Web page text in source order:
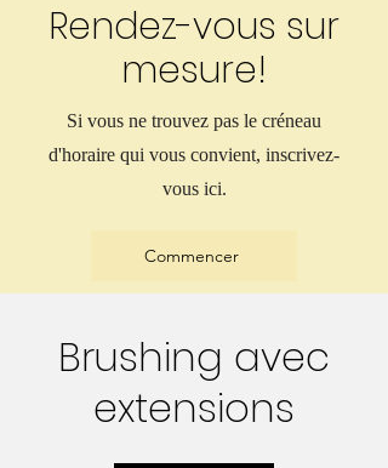
Rendez-vous sur
mesure!
Si vous ne trouvez pas le créneau
d'horaire qui vous convient, inscrivez-
vous ici.
Commencer
Brushing avec
extensions